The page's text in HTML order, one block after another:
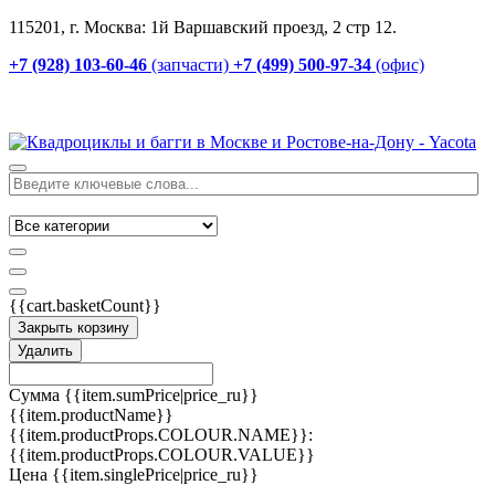
115201, г. Москва: 1й Варшавский проезд, 2 стр 12.
+7 (928) 103-60-46 (запчасти) +7 (499) 500-97-34 (офис)
{{cart.basketCount}}
Закрыть корзину
Удалить
Сумма {{item.sumPrice|price_ru}}
{{item.productName}}
{{item.productProps.COLOUR.NAME}}:
{{item.productProps.COLOUR.VALUE}}
Цена {{item.singlePrice|price_ru}}